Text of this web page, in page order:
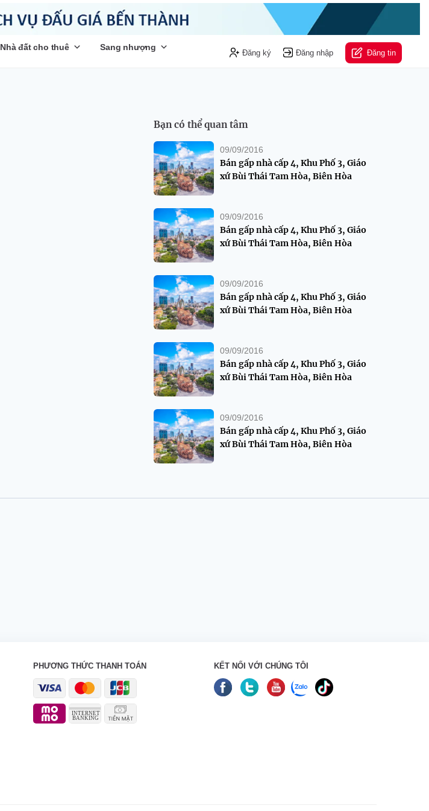
Nhà đất cho thuê
Sang nhượng
Đăng ký Đăng nhập Đăng tin
Bạn có thể quan tâm
09/09/2016
Bán gấp nhà cấp 4, Khu Phố 3, Giáo
xứ Bùi Thái Tam Hòa, Biên Hòa
09/09/2016
Bán gấp nhà cấp 4, Khu Phố 3, Giáo
xứ Bùi Thái Tam Hòa, Biên Hòa
09/09/2016
Bán gấp nhà cấp 4, Khu Phố 3, Giáo
xứ Bùi Thái Tam Hòa, Biên Hòa
09/09/2016
Bán gấp nhà cấp 4, Khu Phố 3, Giáo
xứ Bùi Thái Tam Hòa, Biên Hòa
09/09/2016
Bán gấp nhà cấp 4, Khu Phố 3, Giáo
xứ Bùi Thái Tam Hòa, Biên Hòa
PHƯƠNG THỨC THANH TOÁN KẾT NỐI VỚI CHÚNG TÔI